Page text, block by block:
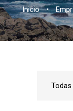
Inicio •